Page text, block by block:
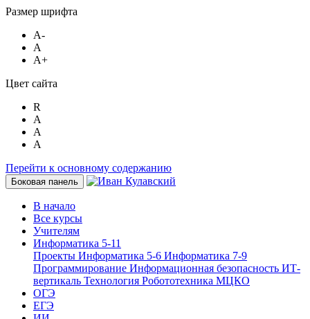
Размер шрифта
A-
A
A+
Цвет сайта
R
A
A
A
Перейти к основному содержанию
Боковая панель
В начало
Все курсы
Учителям
Информатика 5-11
Проекты Информатика 5-6 Информатика 7-9
Программирование Информационная безопасность ИТ-
вертикаль Технология Робототехника МЦКО
ОГЭ
ЕГЭ